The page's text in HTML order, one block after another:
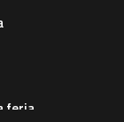
feria